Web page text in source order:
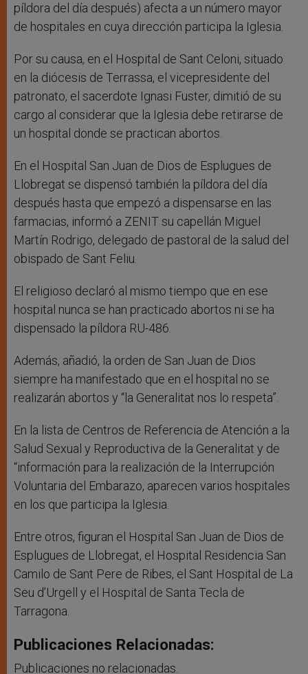
píldora del día después) afecta a un número mayor
de hospitales en cuya dirección participa la Iglesia.
Por su causa, en el Hospital de Sant Celoni, situado
en la diócesis de Terrassa, el vicepresidente del
patronato, el sacerdote Ignasi Fuster, dimitió de su
cargo al considerar que la Iglesia debe retirarse de
un hospital donde se practican abortos.
En el Hospital San Juan de Dios de Esplugues de
Llobregat se dispensó también la píldora del día
después hasta que empezó a dispensarse en las
farmacias, informó a ZENIT su capellán Miguel
Martín Rodrigo, delegado de pastoral de la salud del
obispado de Sant Feliu.
El religioso declaró al mismo tiempo que en ese
hospital nunca se han practicado abortos ni se ha
dispensado la píldora RU-486.
Además, añadió, la orden de San Juan de Dios
siempre ha manifestado que en el hospital no se
realizarán abortos y “la Generalitat nos lo respeta”.
En la lista de Centros de Referencia de Atención a la
Salud Sexual y Reproductiva de la Generalitat y de
“información para la realización de la Interrupción
Voluntaria del Embarazo, aparecen varios hospitales
en los que participa la Iglesia.
Entre otros, figuran el Hospital San Juan de Dios de
Esplugues de Llobregat, el Hospital Residencia San
Camilo de Sant Pere de Ribes, el Sant Hospital de La
Seu d’Urgell y el Hospital de Santa Tecla de
Tarragona.
Publicaciones Relacionadas:
Publicaciones no relacionadas.